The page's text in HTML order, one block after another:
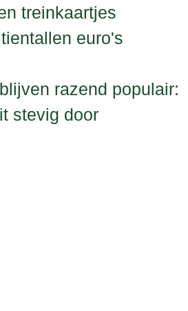
treinkaartjes
euro's
razend populair:
stevig door